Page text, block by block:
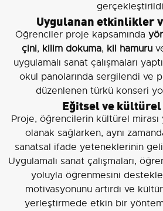
Uygulanan etkinlikler
Öğrenciler proje kapsamında
çini, kilim dokuma, kil hamuru
uygulamalı sanat çalışmaları
okul panolarında sergilendi ve
düzenlenen türkü konseri
Eğitsel ve
Proje, öğrencilerin kültürel mirası
olanak sağlarken, aynı
sanatsal ifade yeteneklerinin
Uygulamalı sanat çalışmaları,
yoluyla öğrenmesini
motivasyonunu artırdı ve
yerleştirmede etkin bir yöntem